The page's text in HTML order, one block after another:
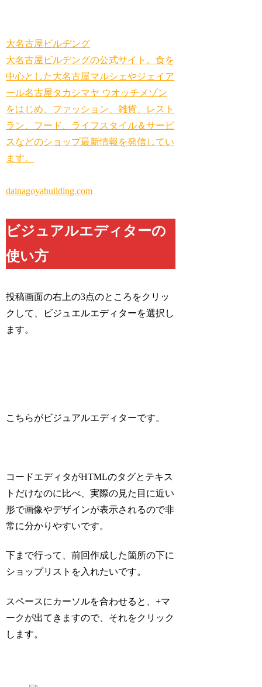
大名古屋ビルヂング
大名古屋ビルヂングの公式サイト。食を
中心とした大名古屋マルシェやジェイア
ール名古屋タカシマヤ ウオッチメゾン
をはじめ、ファッション、雑貨、レスト
ラン、フード、ライフスタイル＆サービ
スなどのショップ最新情報を発信してい
ます。
dainagoyabuilding.com
ビジュアルエディターの
使い方
投稿画面の右上の3点のところをクリッ
クして、ビジュエルエディターを選択し
ます。
こちらがビジュアルエディターです。
コードエディタがHTMLのタグとテキス
トだけなのに比べ、実際の見た目に近い
形で画像やデザインが表示されるので非
常に分かりやすいです。
下まで行って、前回作成した箇所の下に
ショップリストを入れたいです。
スペースにカーソルを合わせると、+マ
ークが出てきますので、それをクリック
します。